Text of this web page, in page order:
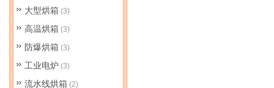
大型烘箱 (3)
高温烘箱 (3)
防爆烘箱 (3)
工业电炉 (3)
流水线烘箱 (2)